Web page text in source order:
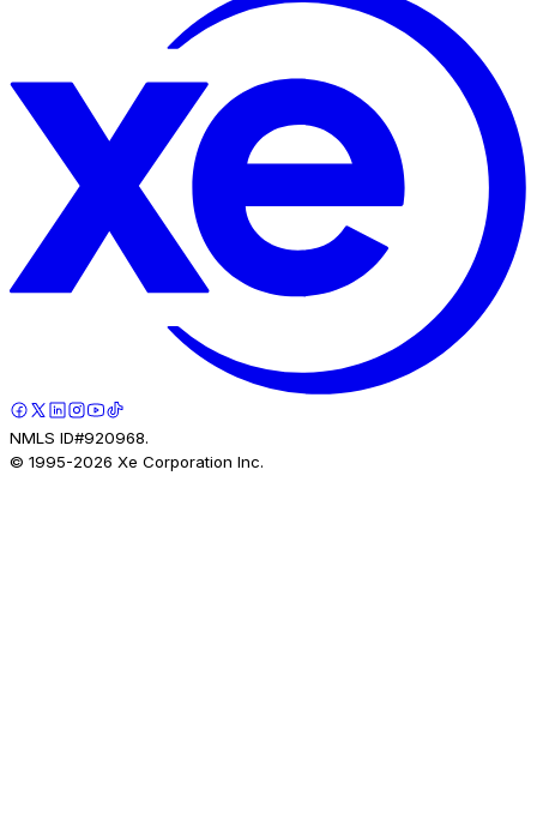
NMLS ID#920968.
© 1995-2026 Xe Corporation Inc.